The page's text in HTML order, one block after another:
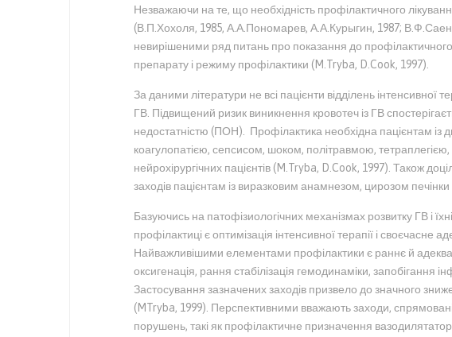
Незважаючи на те, що необхідність профілактичного
(В.П.Хохоля, 1985, А.А.Пономарев, А.А.Курыгин, 1987;
невирішеними ряд питань про показання до
препарату і режиму профілактики (M.Tryba, D.Cook, 1997).
За даними літератури не всі пацієнти відділень інтенсивної
ГВ. Підвищений ризик виникнення кровотеч із ГВ
недостатністю (ПОН). Профілактика необхідна пацієнтам із
коагулопатією, сепсисом, шоком, політравмою,
нейрохірургічних пацієнтів (M.Tryba, D.Cook, 1997). Також
заходів пацієнтам із виразковим анамнезом, цирозом
Базуючись на патофізиологічних механізмах розвитку ГВ і
профілактиці є оптимізація інтенсивної терапії і своєчасне
Найважливішими елементами профілактики є раннє й
оксигенація, рання стабілізація гемодинаміки, запобігання
Застосування зазначених заходів призвело до значного
(MTryba, 1999). Перспективними вважають заходи,
порушень, такі як профілактичне призначення